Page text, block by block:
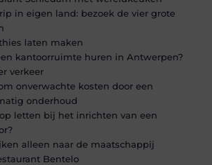
in eigen land: bezoek de vier grote
laten maken
kantoorruimte huren in Antwerpen?
verkeer
onverwachte kosten door een
onderhoud
letten bij het inrichten van een
alleen naar de maatschappij
Bentelo